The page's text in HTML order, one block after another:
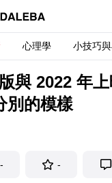
心理學 小技巧
與 2022 年
別的模樣
- -